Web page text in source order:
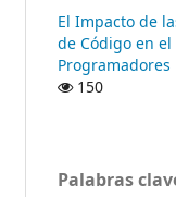
El Impacto de
de Código en
Programadores
150
Palabras